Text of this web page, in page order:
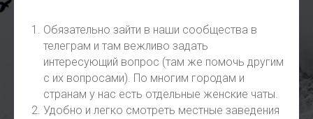
Обязательно зайти в наши сообщества в
телеграм и там вежливо задать
интересующий вопрос (там же помочь другим
с их вопросами). По многим городам и
странам у нас есть отдельные женские чаты.
Удобно и легко смотреть местные заведения